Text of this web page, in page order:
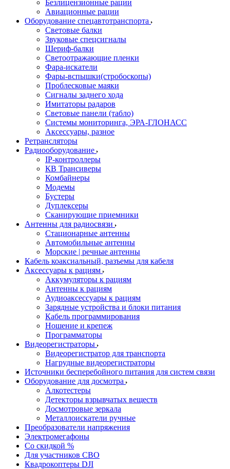
Безлицензионные рации
Авиационные рации
Оборудование спецавтотранспорта
Световые балки
Звуковые спецсигналы
Шериф-балки
Светоотражающие пленки
Фара-искатели
Фары-вспышки(стробоскопы)
Проблесковые маяки
Сигналы заднего хода
Имитаторы радаров
Световые панели (табло)
Системы мониторинга, ЭРА-ГЛОНАСС
Аксессуары, разное
Ретрансляторы
Радиооборудование
IP-контроллеры
КВ Трансиверы
Комбайнеры
Модемы
Бустеры
Дуплексеры
Сканирующие приемники
Антенны для радиосвязи
Стационарные антенны
Автомобильные антенны
Морские | речные антенны
Кабель коаксиальный, разъемы для кабеля
Аксессуары к рациям
Аккумуляторы к рациям
Антенны к рациям
Аудиоаксессуары к рациям
Зарядные устройства и блоки питания
Кабель программирования
Ношение и крепеж
Программаторы
Видеорегистраторы
Видеорегистратор для транспорта
Нагрудные видеорегистраторы
Источники бесперебойного питания для систем связи
Оборудование для досмотра
Алкотестеры
Детекторы взрывчатых веществ
Досмотровые зеркала
Металлоискатели ручные
Преобразователи напряжения
Электромегафоны
Со скидкой %
Для участников СВО
Квадрокоптеры DJI